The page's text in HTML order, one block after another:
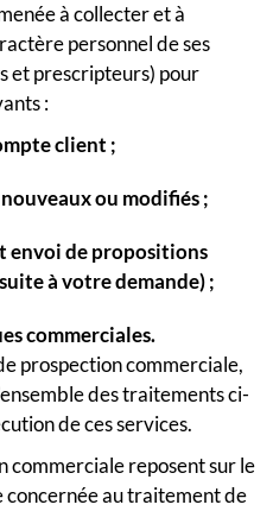
à collecter et à
personnel de ses
et prescripteurs) pour
:
client ;
ou modifiés ;
envoi de propositions
à votre demande) ;
commerciales.
prospection commerciale,
des traitements ci-
de ces services.
commerciale reposent sur le
concernée au traitement de